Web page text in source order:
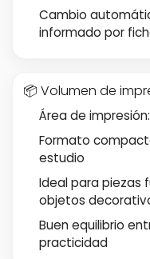
Cambio
informado por
📦 Volumen de
Área de impresión:
Formato
estudio
Ideal para piezas
objetos
Buen equilibrio
practicidad